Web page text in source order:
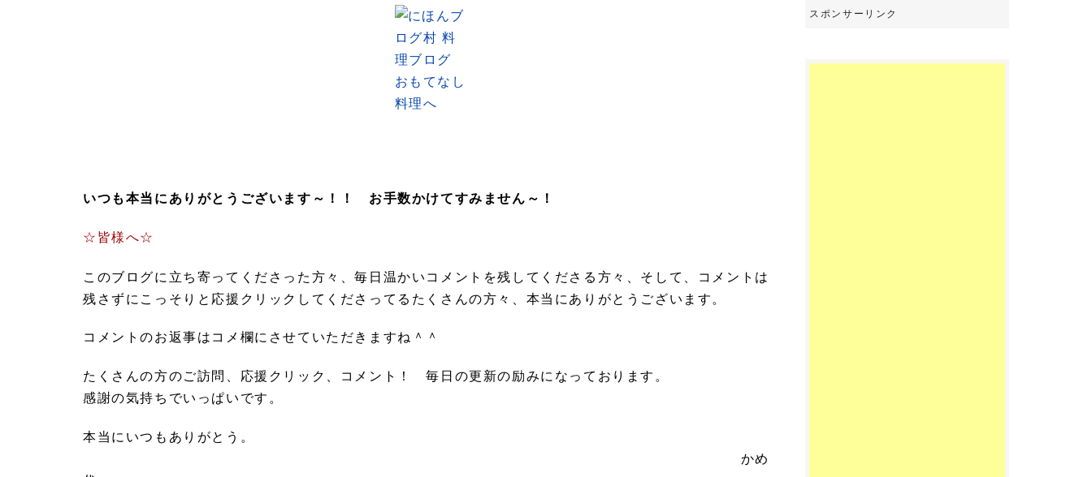
いつも本当にありがとうございます～！！ お手数かけてすみません～！
☆皆様へ☆
このブログに立ち寄ってくださった方々、毎日温かいコメントを残してくださる方々、そして、コメントは
残さずにこっそりと応援クリックしてくださってるたくさんの方々、本当にありがとうございます。
コメントのお返事はコメ欄にさせていただきますね＾＾
たくさんの方のご訪問、応援クリック、コメント！ 毎日の更新の励みになっております。
感謝の気持ちでいっぱいです。
本当にいつもありがとう。
かめ